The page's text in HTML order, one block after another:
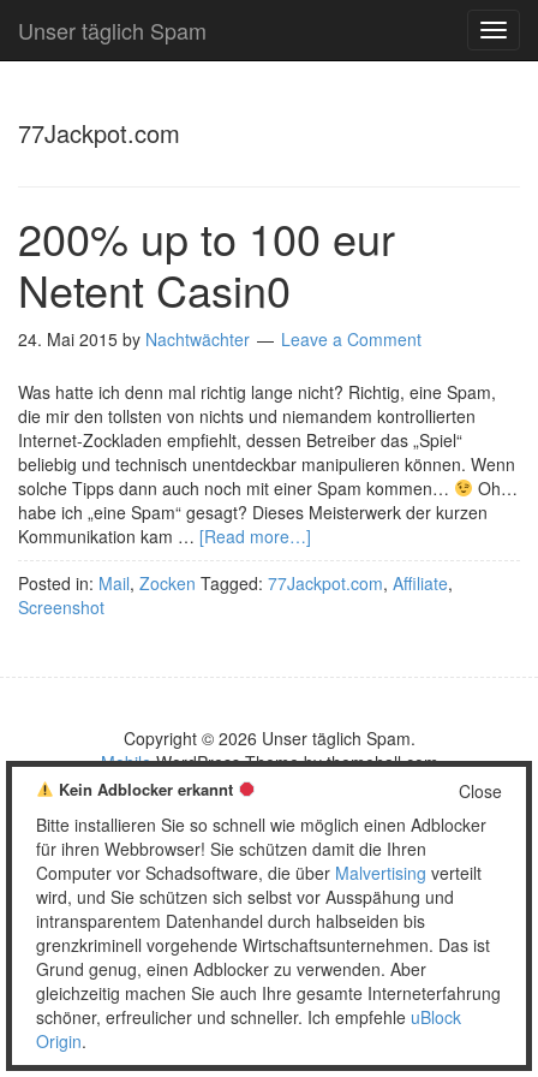
Unser täglich Spam
77Jackpot.com
200% up to 100 eur
Netent Casin0
24. Mai 2015 by Nachtwächter Leave a Comment
Was hatte ich denn mal richtig lange nicht? Richtig, eine Spam,
die mir den tollsten von nichts und niemandem kontrollierten
Internet-Zockladen empfiehlt, dessen Betreiber das „Spiel“
beliebig und technisch unentdeckbar manipulieren können. Wenn
solche Tipps dann auch noch mit einer Spam kommen…
Oh…
habe ich „eine Spam“ gesagt? Dieses Meisterwerk der kurzen
Kommunikation kam … [Read more…]
Posted in: Mail, Zocken Tagged: 77Jackpot.com, Affiliate,
Screenshot
Copyright © 2026 Unser täglich Spam.
MobileWordPress Theme by themehall.com
Close
Kein Adblocker erkannt
Bitte installieren Sie so schnell wie möglich einen Adblocker
für ihren Webbrowser! Sie schützen damit die Ihren
Computer vor Schadsoftware, die über Malvertising verteilt
wird, und Sie schützen sich selbst vor Ausspähung und
intransparentem Datenhandel durch halbseiden bis
grenzkriminell vorgehende Wirtschaftsunternehmen. Das ist
Grund genug, einen Adblocker zu verwenden. Aber
gleichzeitig machen Sie auch Ihre gesamte Interneterfahrung
schöner, erfreulicher und schneller. Ich empfehle uBlock
Origin.